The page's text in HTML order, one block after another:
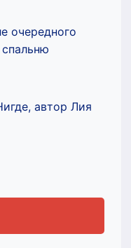
очередного
автор Лия